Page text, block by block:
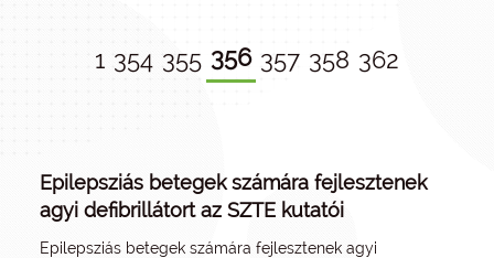
1 354 355 356 357 358 362
Epilepsziás betegek számára fejlesztenek
agyi defibrillátort az SZTE kutatói
Epilepsziás betegek számára fejlesztenek agyi